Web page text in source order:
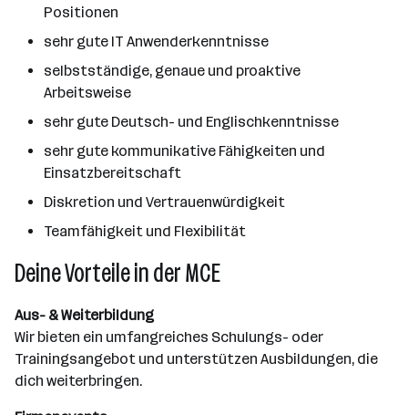
Positionen
sehr gute IT Anwenderkenntnisse
selbstständige, genaue und proaktive
Arbeitsweise
sehr gute Deutsch- und Englischkenntnisse
sehr gute kommunikative Fähigkeiten und
Einsatzbereitschaft
Diskretion und Vertrauenwürdigkeit
Teamfähigkeit und Flexibilität
Deine Vorteile in der MCE
Aus- & Weiterbildung
Wir bieten ein umfangreiches Schulungs- oder
Trainingsangebot und unterstützen Ausbildungen, die
dich weiterbringen.